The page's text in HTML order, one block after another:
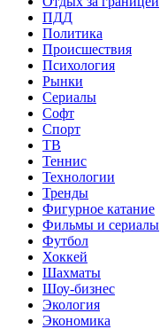
ПДД
Политика
Происшествия
Психология
Рынки
Сериалы
Софт
Спорт
ТВ
Теннис
Технологии
Тренды
Фигурное катание
Фильмы и сериалы
Футбол
Хоккей
Шахматы
Шоу-бизнес
Экология
Экономика